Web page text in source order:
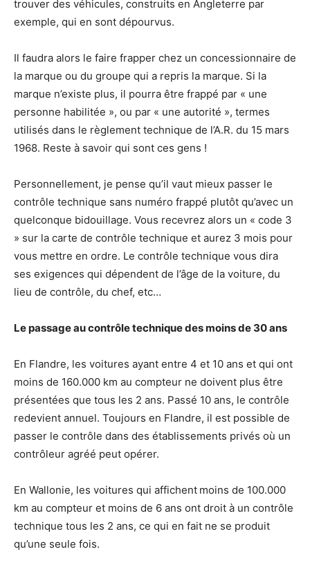
trouver des véhicules, construits en Angleterre par
exemple, qui en sont dépourvus.
Il faudra alors le faire frapper chez un concessionnaire de
la marque ou du groupe qui a repris la marque. Si la
marque n’existe plus, il pourra être frappé par « une
personne habilitée », ou par « une autorité », termes
utilisés dans le règlement technique de l’A.R. du 15 mars
1968. Reste à savoir qui sont ces gens !
Personnellement, je pense qu’il vaut mieux passer le
contrôle technique sans numéro frappé plutôt qu’avec un
quelconque bidouillage. Vous recevrez alors un « code 3
» sur la carte de contrôle technique et aurez 3 mois pour
vous mettre en ordre. Le contrôle technique vous dira
ses exigences qui dépendent de l’âge de la voiture, du
lieu de contrôle, du chef, etc…
Le passage au contrôle technique des moins de 30 ans
En Flandre, les voitures ayant entre 4 et 10 ans et qui ont
moins de 160.000 km au compteur ne doivent plus être
présentées que tous les 2 ans. Passé 10 ans, le contrôle
redevient annuel. Toujours en Flandre, il est possible de
passer le contrôle dans des établissements privés où un
contrôleur agréé peut opérer.
En Wallonie, les voitures qui affichent moins de 100.000
km au compteur et moins de 6 ans ont droit à un contrôle
technique tous les 2 ans, ce qui en fait ne se produit
qu’une seule fois.